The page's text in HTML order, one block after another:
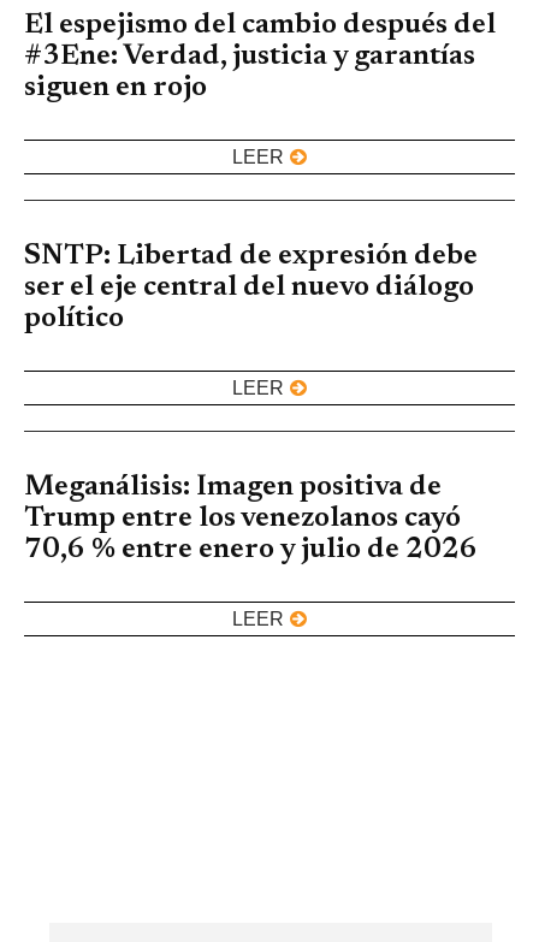
El espejismo del cambio después del
#3Ene: Verdad, justicia y garantías
siguen en rojo
LEER
SNTP: Libertad de expresión debe
ser el eje central del nuevo diálogo
político
LEER
Meganálisis: Imagen positiva de
Trump entre los venezolanos cayó
70,6 % entre enero y julio de 2026
LEER